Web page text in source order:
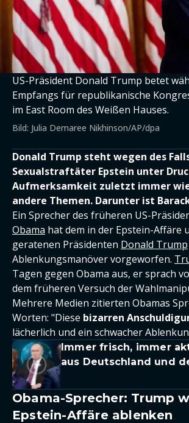
US-Präsident Donald Trump betet
Empfangs für republikanische
im East Room des Weißen Hauses.
Bild: Julia Demaree Nikhinson/AP/dpa
Donald Trump steht wegen des
Sexualstraftäter Epstein unter
Aufmerksamkeit zuletzt immer
andere Themen. Darunter ist
Ein Sprecher des früheren US-
Obama hat dem in der Epstein-Affäre
geratenen Präsidenten Donald Trump
Ablenkungsmanöver vorgeworfen.
Tagen gegen Obama aus, er sprach
dem früheren Versuch der
Mehrere Medien zitierten Obamas
Worten: "Diese bizarren
lächerlich und ein schwacher
Immer frisch, immer
aus Deutschland und
Obama-Sprecher: Trump
Epstein-Affäre ablenken